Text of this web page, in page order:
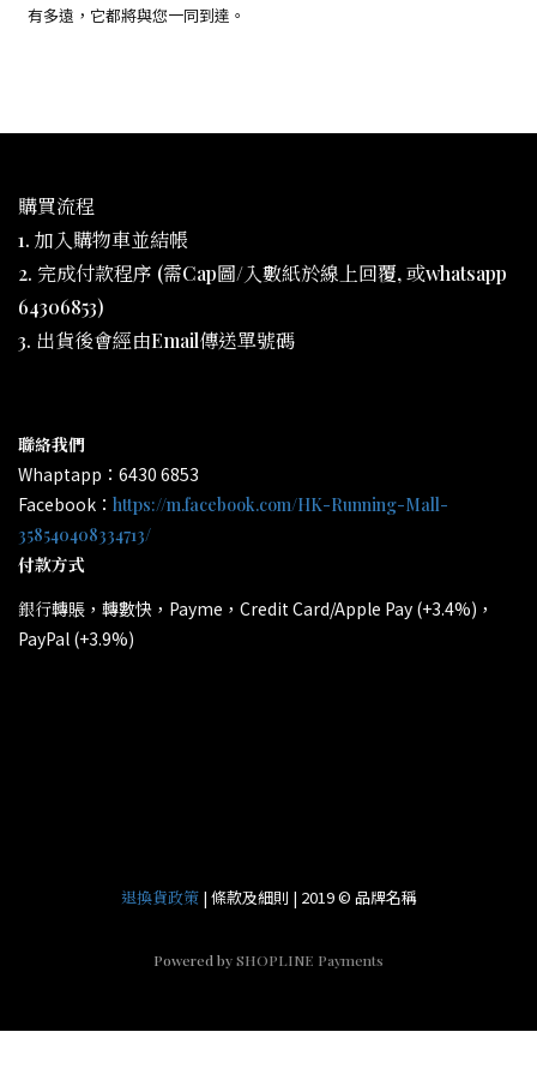
有多遠，它都將與您一同到達。
購買流程
1. 加入購物車並結帳
2. 完成付款程序 (需Cap圖/入數紙於線上回覆, 或whatsapp
64306853)
3. 出貨後會經由Email傳送單號碼
聯絡我們
Whaptapp：6430 6853
Facebook： https://m.facebook.com/HK-Running-Mall-
358540408334713/
付款方式
銀行轉賬，轉數快，Payme，Credit Card/Apple Pay (+3.4%)，
PayPal (+3.9%)
退換貨政策| 條款及細則 | 2019 © 品牌名稱
Powered bySHOPLINE Payments